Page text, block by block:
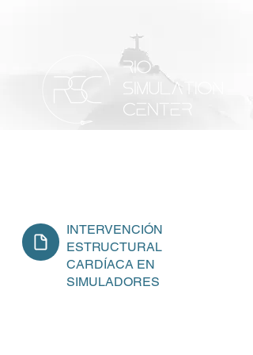
INTERVENCIÓN
ESTRUCTURAL
CARDÍACA EN
SIMULADORES